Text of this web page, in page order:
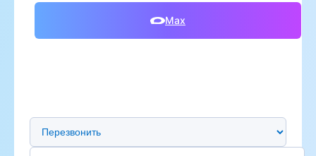
Max
Предпочтительный способ связи